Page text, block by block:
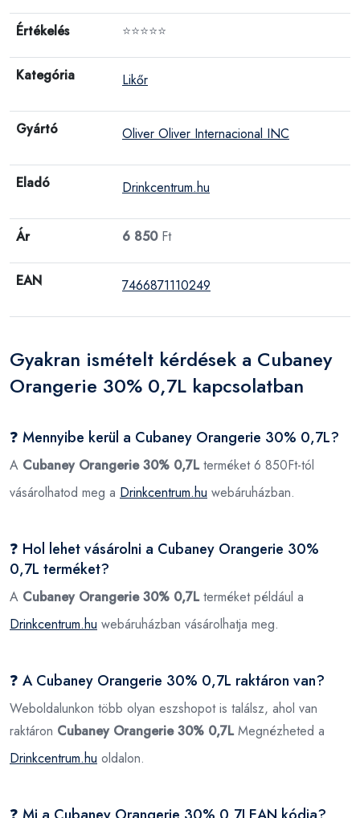
Értékelés ⭐⭐⭐⭐⭐
Kategória Likőr
Gyártó Oliver Oliver Internacional INC
Eladó Drinkcentrum.hu
Ár 6 850Ft
EAN 7466871110249
Gyakran ismételt kérdések a Cubaney
Orangerie 30% 0,7L kapcsolatban
❓ Mennyibe kerül a Cubaney Orangerie 30% 0,7L?
A Cubaney Orangerie 30% 0,7Lterméket 6 850Ft-tól
vásárolhatod meg a Drinkcentrum.hu webáruházban.
❓ Hol lehet vásárolni a Cubaney Orangerie 30%
0,7L terméket?
A Cubaney Orangerie 30% 0,7Lterméket például a
Drinkcentrum.hu webáruházban vásárolhatja meg.
❓ A Cubaney Orangerie 30% 0,7L raktáron van?
Weboldalunkon több olyan eszshopot is találsz, ahol van
raktáron Cubaney Orangerie 30% 0,7LMegnézheted a
Drinkcentrum.hu oldalon.